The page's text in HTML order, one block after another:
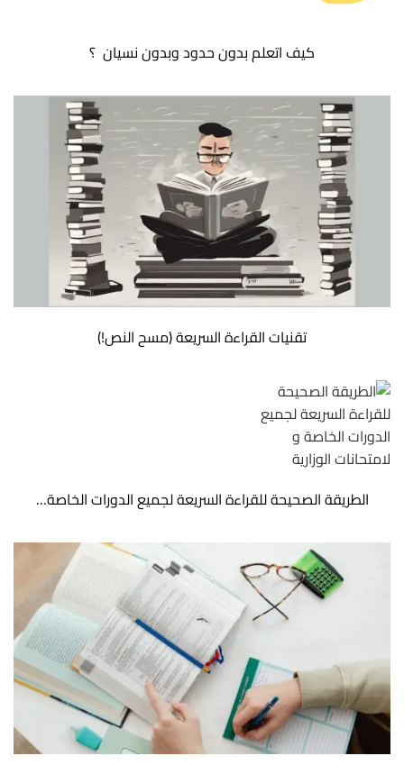
كيف اتعلم بدون حدود وبدون نسيان ؟
تقنيات القراءة السريعة (مسح النص!)
الطريقة الصحيحة للقراءة السريعة لجميع الدورات الخاصة…